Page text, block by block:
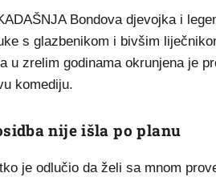
Bondova djevojka i
s glazbenikom i bivšim
u zrelim godinama okrunjena je
komediju.
nije išla po planu
je odlučio da želi sa mnom